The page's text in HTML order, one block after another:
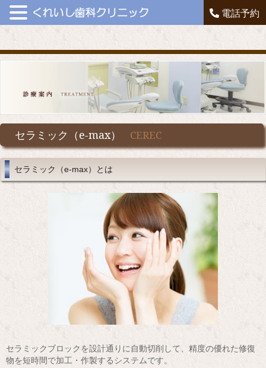
電話予約
セラミック（e-max） CEREC
セラミック（e-max）とは
セラミックブロックを設計通りに自動切削して、精度の優れた修復
物を短時間で加工・作製するシステムです。